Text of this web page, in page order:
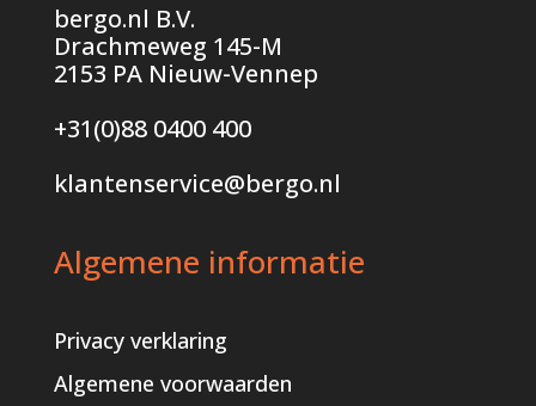
bergo.nl B.V.
Drachmeweg 145-M
2153 PA Nieuw-Vennep
+31(0)88 0400 400
klantenservice@bergo.nl
Algemene informatie
Privacy verklaring
Algemene voorwaarden